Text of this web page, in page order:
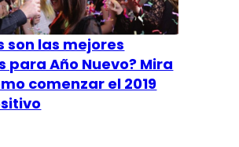
son las mejores
para Año Nuevo? Mira
comenzar el 2019